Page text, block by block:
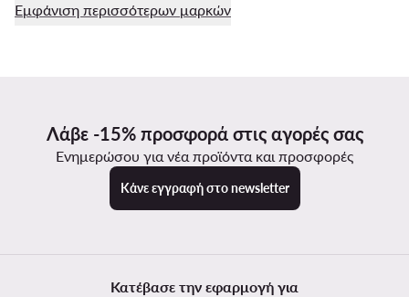
Εμφάνιση περισσότερων μαρκών
Λάβε -15% προσφορά στις αγορές σας
Ενημερώσου για νέα προϊόντα και προσφορές
Κάνε εγγραφή στο newsletter
Κατέβασε την εφαρμογή για